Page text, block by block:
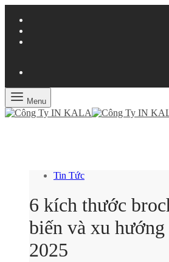
Menu
Tin Tức
6 kích thước
biến và xu
2025